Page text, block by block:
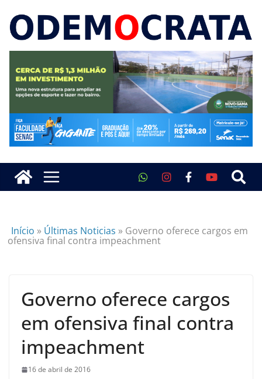
Início » Últimas Noticias » Governo oferece cargos em
ofensiva final contra impeachment
Governo oferece cargos
em ofensiva final contra
impeachment
16 de abril de 2016